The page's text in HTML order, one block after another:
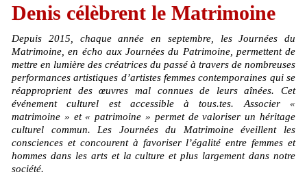
Denis célèbrent le Matrimoine
Depuis 2015, chaque année en septembre, les Journées du
Matrimoine, en écho aux Journées du Patrimoine, permettent de
mettre en lumière des créatrices du passé à travers de nombreuses
performances artistiques d’artistes femmes contemporaines qui se
réapproprient des œuvres mal connues de leurs aînées. Cet
événement culturel est accessible à tous.tes. Associer «
matrimoine » et « patrimoine » permet de valoriser un héritage
culturel commun. Les Journées du Matrimoine éveillent les
consciences et concourent à favoriser l’égalité entre femmes et
hommes dans les arts et la culture et plus largement dans notre
société.